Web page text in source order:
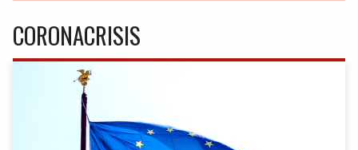
CORONACRISIS